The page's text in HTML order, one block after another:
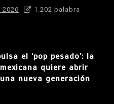
2026 1.202 palabra
el ‘pop pesado’: la
quiere abrir
nueva generación